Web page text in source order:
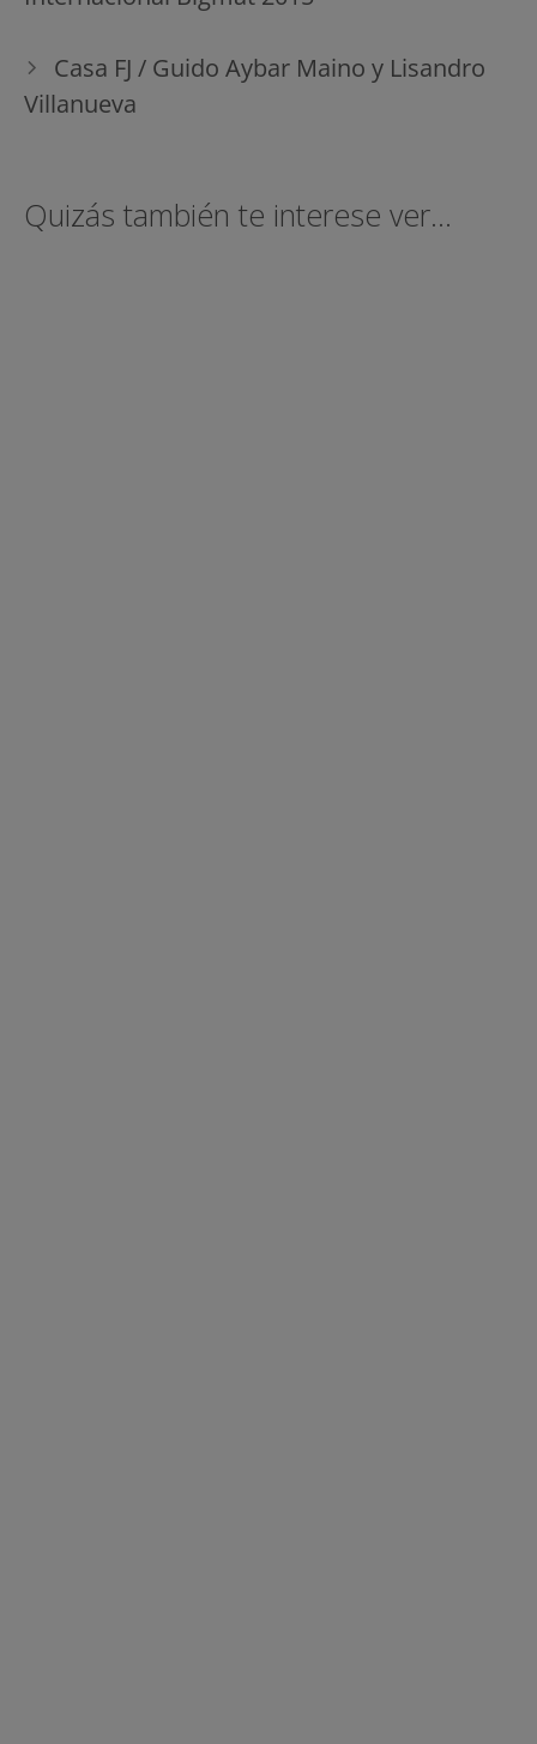
entradas
Casa FJ / Guido Aybar Maino y Lisandro
Villanueva
Quizás también te interese ver...